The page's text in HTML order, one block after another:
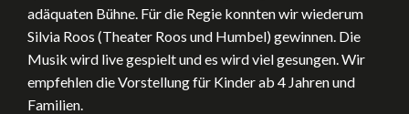
adäquaten Bühne. Für die Regie konnten wir wiederum
Silvia Roos (Theater Roos und Humbel) gewinnen. Die
Musik wird live gespielt und es wird viel gesungen. Wir
empfehlen die Vorstellung für Kinder ab 4 Jahren und
Familien.